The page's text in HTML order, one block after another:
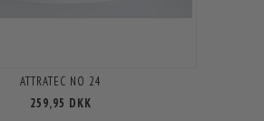
ATTRATEC NO 24
259,95 DKK